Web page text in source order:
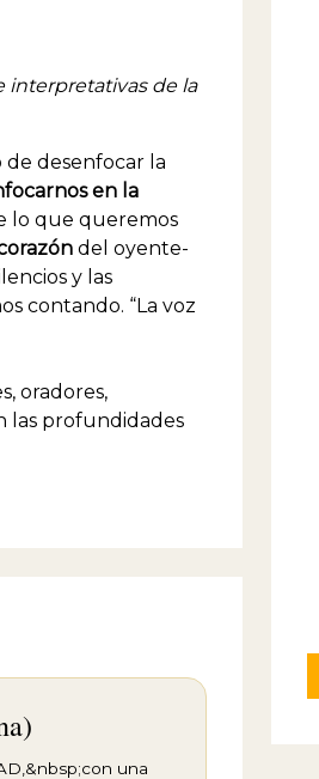
interpretativas de la
de desenfocar la
en la
lo que queremos
del oyente-
y las
contando. “La voz
oradores,
las profundidades
una